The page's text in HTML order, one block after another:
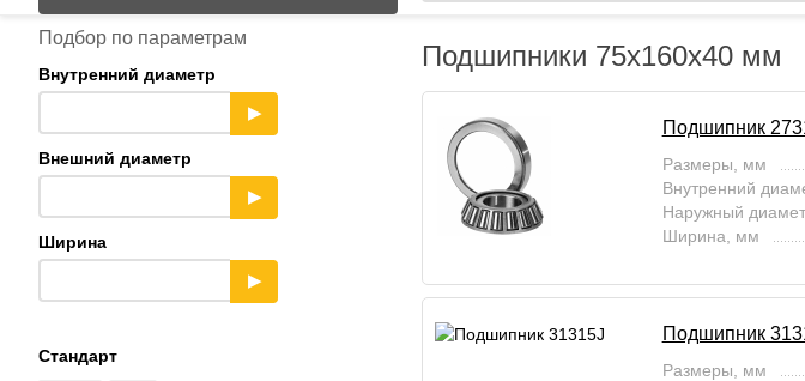
Подшипники 75x160x40 мм
Подшипник
Размеры, мм
Внутренний
Наружный
Ширина, мм
Подшипник
Размеры, мм
Подбор по параметрам
Внутренний диаметр
▶
Внешний диаметр
▶
Ширина
▶
Стандарт